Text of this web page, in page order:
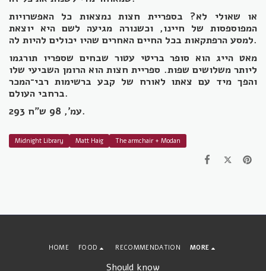
או שאולי לא? בספריית חצות נמצאות כל האפשרויות
המפוספסות של חיינו, וכשנורה מגיעה לשם היא יוצאת
למסע הרפתקאות בכל החיים האחרים שהיו יכולים להיות לה.
מאט הייג הוא סופר בריטי עטור שבחים שספריו תורגמו
ליותר משלושים שפות. ספריית חצות הוא הרומן השביעי שלו
והפך מיד עם צאתו לאורח של קבע ברשימות רבי־המכר
ברחבי העולם.
293 עמ', 98 ש"ח.
Midnight Library Matt Haig The armchair + Modan
Should know
HOME FOOD RECOMMENDATION MORE